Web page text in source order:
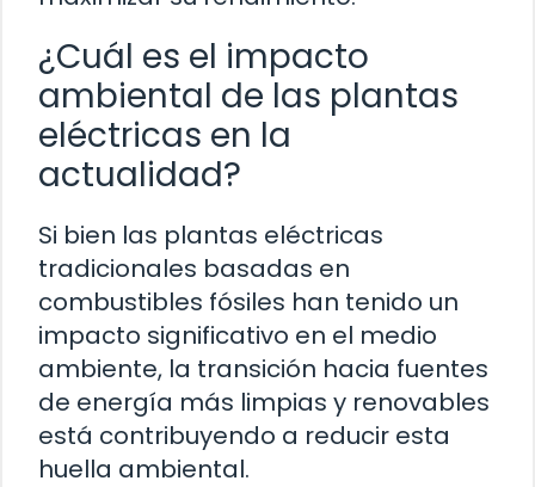
¿Cuál es el impacto
ambiental de las plantas
eléctricas en la
actualidad?
Si bien las plantas eléctricas
tradicionales basadas en
combustibles fósiles han tenido un
impacto significativo en el medio
ambiente, la transición hacia fuentes
de energía más limpias y renovables
está contribuyendo a reducir esta
huella ambiental.